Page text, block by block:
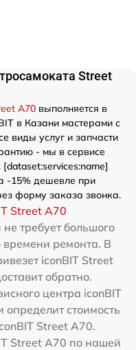
Street
A70 выполняется в
в Казани мастерами с
виды услуг и запчасти
- мы в сервисе
-15% дешевле при
форму заказа звонка.
Street A70
требует большого
времени ремонта. В
iconBIT Street
обратно.
центра iconBIT
определит стоимость
Street A70.
Street A70 по нашей